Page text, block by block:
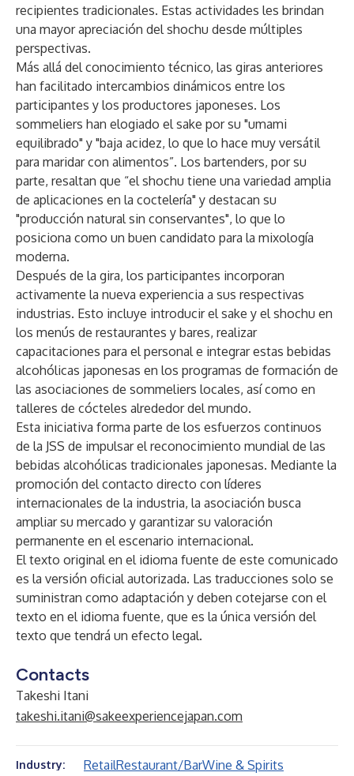
recipientes tradicionales. Estas actividades les brindan
una mayor apreciación del shochu desde múltiples
perspectivas.
Más allá del conocimiento técnico, las giras anteriores
han facilitado intercambios dinámicos entre los
participantes y los productores japoneses. Los
sommeliers han elogiado el sake por su "umami
equilibrado" y "baja acidez, lo que lo hace muy versátil
para maridar con alimentos”. Los bartenders, por su
parte, resaltan que “el shochu tiene una variedad amplia
de aplicaciones en la coctelería" y destacan su
"producción natural sin conservantes", lo que lo
posiciona como un buen candidato para la mixología
moderna.
Después de la gira, los participantes incorporan
activamente la nueva experiencia a sus respectivas
industrias. Esto incluye introducir el sake y el shochu en
los menús de restaurantes y bares, realizar
capacitaciones para el personal e integrar estas bebidas
alcohólicas japonesas en los programas de formación de
las asociaciones de sommeliers locales, así como en
talleres de cócteles alrededor del mundo.
Esta iniciativa forma parte de los esfuerzos continuos
de la JSS de impulsar el reconocimiento mundial de las
bebidas alcohólicas tradicionales japonesas. Mediante la
promoción del contacto directo con líderes
internacionales de la industria, la asociación busca
ampliar su mercado y garantizar su valoración
permanente en el escenario internacional.
El texto original en el idioma fuente de este comunicado
es la versión oficial autorizada. Las traducciones solo se
suministran como adaptación y deben cotejarse con el
texto en el idioma fuente, que es la única versión del
texto que tendrá un efecto legal.
Contacts
Takeshi Itani
takeshi.itani@sakeexperiencejapan.com
Industry: RetailRestaurant/BarWine & Spirits